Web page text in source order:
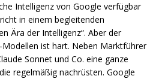
Intelligenz von Google verfügbar
in einem begleitenden
Ära der Intelligenz“. Aber der
ist hart. Neben Marktführer
Sonnet und Co. eine ganze
regelmäßig nachrüsten. Google